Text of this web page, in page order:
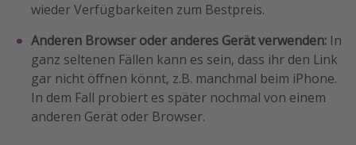
wieder Verfügbarkeiten zum Bestpreis.
Anderen Browser oder anderes Gerät verwenden: In
ganz seltenen Fällen kann es sein, dass ihr den Link
gar nicht öffnen könnt, z.B. manchmal beim iPhone.
In dem Fall probiert es später nochmal von einem
anderen Gerät oder Browser.